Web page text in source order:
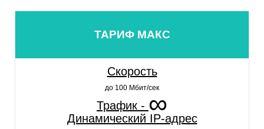
ТАРИФ МАКС
Скорость
до 100 Мбит/сек
Трафик - ∞
Динамический IP-адрес